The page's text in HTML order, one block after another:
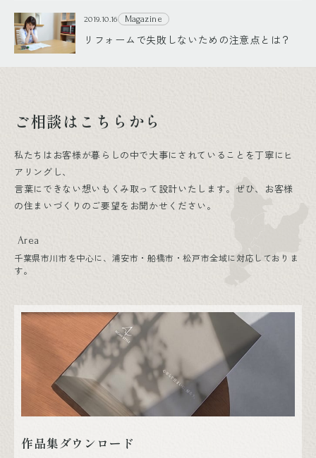
2019.10.16 Magazine
リフォームで失敗しないための注意点とは？
ご相談はこちらから
私たちはお客様が暮らしの中で大事にされていることを丁寧にヒ
アリングし、
言葉にできない想いもくみ取って設計いたします。ぜひ、お客様
の住まいづくりのご要望をお聞かせください。
Area
千葉県市川市を中心に、浦安市・船橋市・松戸市全域に対応しておりま
す。
作品集ダウンロード